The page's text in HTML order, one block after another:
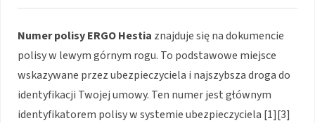
Numer polisy ERGO Hestia znajduje się na dokumencie
polisy w lewym górnym rogu. To podstawowe miejsce
wskazywane przez ubezpieczyciela i najszybsza droga do
identyfikacji Twojej umowy. Ten numer jest głównym
identyfikatorem polisy w systemie ubezpieczyciela [1][3]